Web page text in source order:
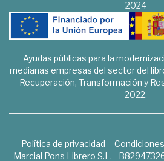
2024
Ayudas públicas para la
medianas empresas del sector del
Recuperación, Transformación y
2022.
Política de privacidad
Marcial Pons Librero S.L. -